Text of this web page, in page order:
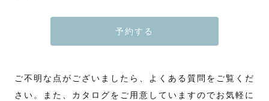
予約する
ご不明な点がございましたら、よくある質問をご覧くだ
さい。また、カタログをご用意していますのでお気軽に